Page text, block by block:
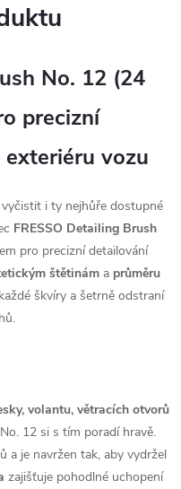
No. 12 (24
precizní
vozu
vyčistit i ty nejhůře dostupné
FRESSO Detailing Brush
pro precizní detailování
štětinám a průměru
škvíry a šetrně odstraní
volantu, větracích otvorů
12 si s tím poradí hravě.
a je navržen tak, aby vydržel
zajišťuje pohodlné uchopení